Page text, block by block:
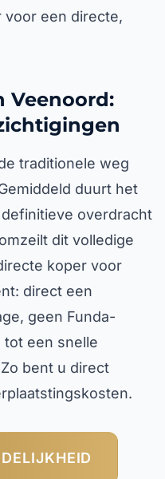
voor een directe,
Veenoord:
traditionele weg
duurt het
overdracht
dit volledige
koper voor
direct een
geen Funda-
tot een snelle
bent u direct